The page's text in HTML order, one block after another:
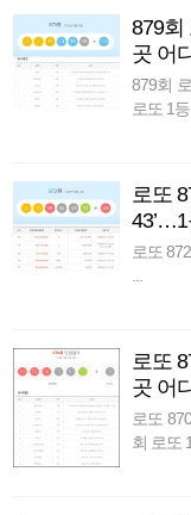
879회
곳 어
879회
로또 1
로또
로또
로또
곳 어
로또
회 로또